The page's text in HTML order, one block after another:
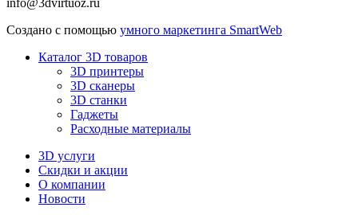
info@3dvirtuoz.ru
Создано с помощью умного маркетинга SmartWeb
Каталог 3D товаров
3D принтеры
3D сканеры
3D станки
Гаджеты
Расходные материалы
3D услуги
Скидки и акции
О компании
Новости